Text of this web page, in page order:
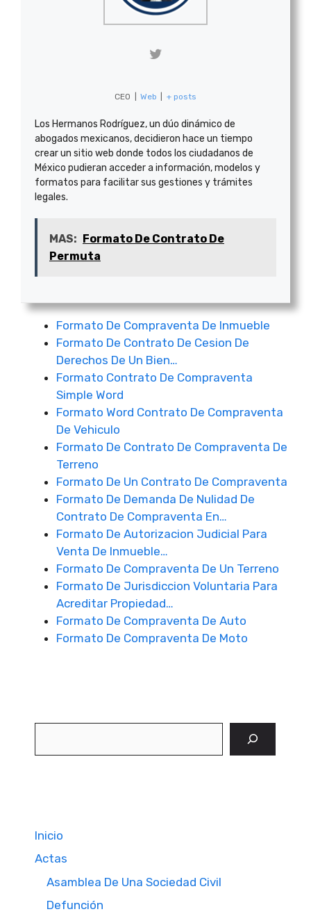
CEO Web + posts
Los Hermanos Rodríguez, un dúo dinámico de
abogados mexicanos, decidieron hace un tiempo
crear un sitio web donde todos los ciudadanos de
México pudieran acceder a información, modelos y
formatos para facilitar sus gestiones y trámites
legales.
MAS: Formato De Contrato De
Permuta
Formato De Compraventa De Inmueble
Formato De Contrato De Cesion De
Derechos De Un Bien…
Formato Contrato De Compraventa
Simple Word
Formato Word Contrato De Compraventa
De Vehiculo
Formato De Contrato De Compraventa De
Terreno
Formato De Un Contrato De Compraventa
Formato De Demanda De Nulidad De
Contrato De Compraventa En…
Formato De Autorizacion Judicial Para
Venta De Inmueble…
Formato De Compraventa De Un Terreno
Formato De Jurisdiccion Voluntaria Para
Acreditar Propiedad…
Formato De Compraventa De Auto
Formato De Compraventa De Moto
Inicio
Actas
Asamblea De Una Sociedad Civil
Defunción